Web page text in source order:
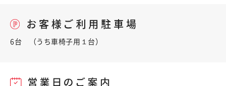
6台 （うち車椅子用１台）